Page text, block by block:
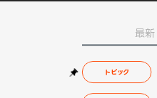
最新
トピック